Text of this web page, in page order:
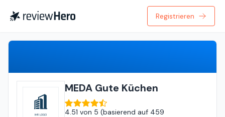
Registrieren
MEDA Gute Küchen
4.51 von 5 (basierend auf 459